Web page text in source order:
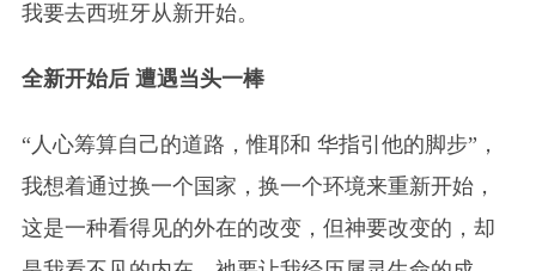
我要去西班牙从新开始。
全新开始后 遭遇当头一棒
“人心筹算自己的道路，惟耶和 华指引他的脚步”，
我想着通过换一个国家，换一个环境来重新开始，
这是一种看得见的外在的改变，但神要改变的，却